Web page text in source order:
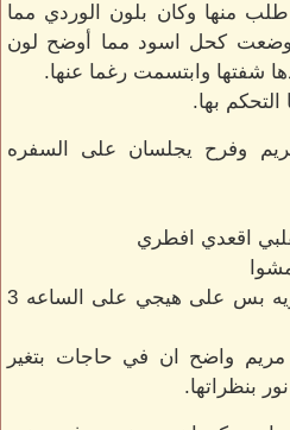
منها وكان بلون الوردي مما
كحل اسود مما أوضح لون
شفتها وابتسمت رغما عنها.
التحكم بها.
وفرح يجلسان على السفره
اقعدي افطري
مريم: اهااااا يا ستي من شويه بس على هيجي على الساعه 3
واضح ان في حاجات بتغير
بنظراتها.